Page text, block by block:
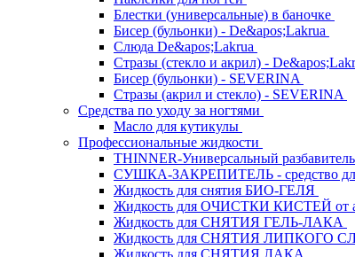
Блестки (универсальные) в баночке
Бисер (бульонки) - De&apos;Lakrua
Слюда De&apos;Lakrua
Стразы (стекло и акрил) -
Бисер (бульонки) - SEVERINA
Стразы (акрил и стекло) - SEVERINA
Средства по уходу за ногтями
Масло для кутикулы
Профессиональные жидкости
THINNER-Универсальный разбавитель
СУШКА-ЗАКРЕПИТЕЛЬ - средство
Жидкость для снятия БИО-ГЕЛЯ
Жидкость для ОЧИСТКИ КИСТЕЙ от
Жидкость для СНЯТИЯ ГЕЛЬ-ЛАКА
Жидкость для СНЯТИЯ ЛИПКОГО
Жидкость для СНЯТИЯ ЛАКА